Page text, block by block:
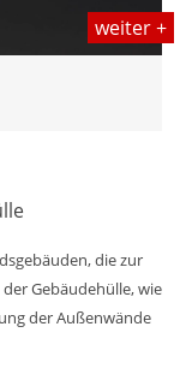
weiter +
die zur
Gebäudehülle, wie
der Außenwände